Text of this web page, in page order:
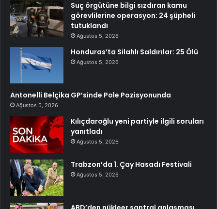
Suç örgütüne bilgi sızdıran kamu
görevlilerine operasyon: 24 şüpheli
tutuklandı
Ağustos 5, 2026
Honduras’ta Silahlı Saldırılar: 25 Ölü
Ağustos 5, 2026
Antonelli Belçika GP’sinde Pole Pozisyonunda
Ağustos 5, 2026
Kılıçdaroğlu yeni partiyle ilgili soruları
yanıtladı
Ağustos 5, 2026
Trabzon’da 1. Çay Hasadı Festivali
Ağustos 5, 2026